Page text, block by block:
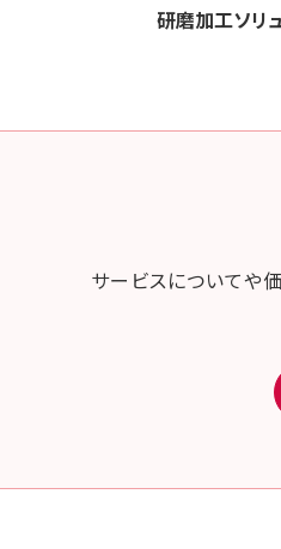
研磨加工ソリ
サービスについてや